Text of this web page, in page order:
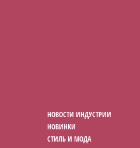
НОВОСТИ ИНДУСТРИИ
НОВИНКИ
СТИЛЬ И МОДА